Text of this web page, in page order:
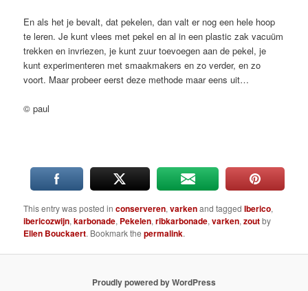
En als het je bevalt, dat pekelen, dan valt er nog een hele hoop
te leren. Je kunt vlees met pekel en al in een plastic zak vacuüm
trekken en invriezen, je kunt zuur toevoegen aan de pekel, je
kunt experimenteren met smaakmakers en zo verder, en zo
voort. Maar probeer eerst deze methode maar eens uit…
© paul
This entry was posted inconserveren,varkenand taggedIberico,
ibericozwijn,karbonade, Pekelen,ribkarbonade,varken,zoutby
Ellen Bouckaert. Bookmark thepermalink.
Proudly powered by WordPress